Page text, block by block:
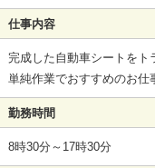
仕事内容
完成した自動車シートをト
単純作業でおすすめのお仕
勤務時間
8時30分～17時30分